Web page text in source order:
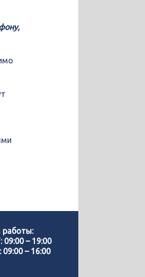
работы:
09:00 – 19:00
09:00 – 16:00